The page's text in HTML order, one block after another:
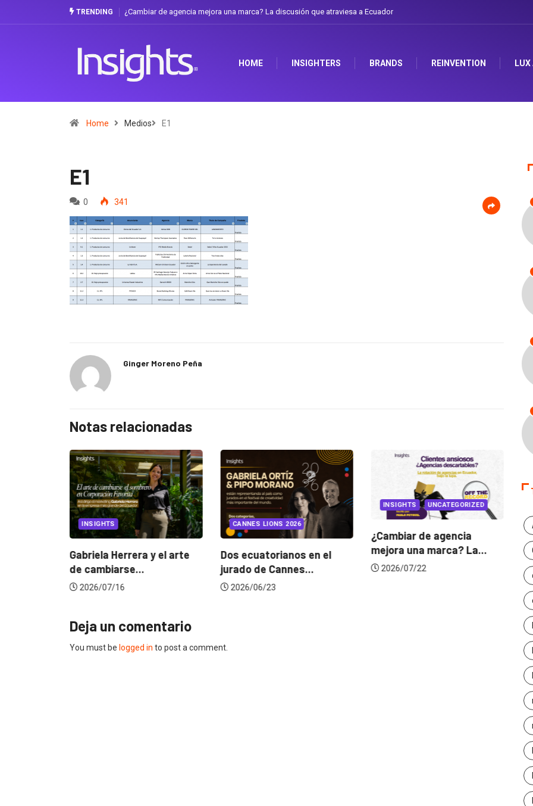
TRENDING ¿Cambiar de agencia mejora una marca? La discusión que atraviesa a Ecuador
HOME INSIGHTERS BRANDS REINVENTION LUX
Home Medios E1
E1
0 341
Ginger Moreno Peña
Notas relacionadas
INSIGHTS
Gabriela Herrera y el arte
de cambiarse...
2026/07/16
CANNES LIONS 2026
Dos ecuatorianos en el
jurado de Cannes...
2026/06/23
INSIGHTS UNCATEGORIZED
¿Cambiar de agencia
mejora una marca? La...
2026/07/22
Deja un comentario
You must be logged in to post a comment.